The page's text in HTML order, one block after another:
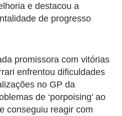
e destacou a
de progresso
promissora com vitórias
enfrentou dificuldades
no GP da
de ‘porpoising’ ao
conseguiu reagir com